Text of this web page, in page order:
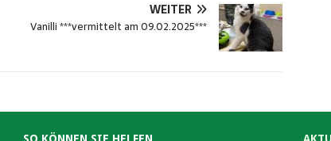
WEITER
Vanilli ***vermittelt am 09.02.2025***